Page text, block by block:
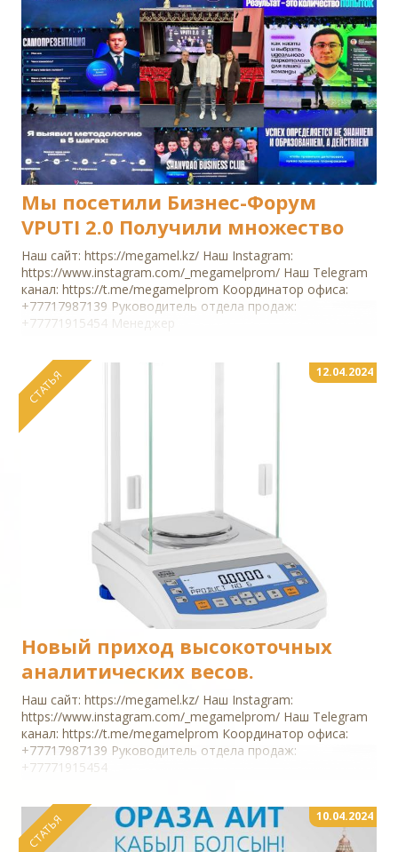
Мы посетили Бизнес-Форум
VPUTI 2.0 Получили множество
эмоций и знаний для
продвижения компании.
Огромное спасибо
организаторам и спикерам
Наш сайт: https://megamel.kz/ Наш Instagram:
https://www.instagram.com/_megamelprom/ Наш Telegram
канал: https://t.me/megamelprom Координатор офиса:
+77717987139 Руководитель отдела продаж:
+77771915454 Менеджер
СТАТЬЯ
Новый приход высокоточных
аналитических весов.
12.04.2024
Наш сайт: https://megamel.kz/ Наш Instagram:
https://www.instagram.com/_megamelprom/ Наш Telegram
канал: https://t.me/megamelprom Координатор офиса:
+77717987139 Руководитель отдела продаж:
+77771915454
СТАТЬЯ 10.04.2024